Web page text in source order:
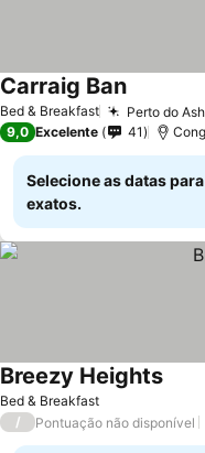
Bed & Breakfast Perto do
Carraig Ban
9,0 Excelente 41
Selecione as datas
exatos.
Bed & Breakfast
Breezy Heights
/ Pontuação não disponível